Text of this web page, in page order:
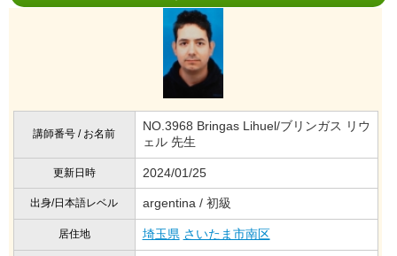
講師番号 / お名前
NO.3968 Bringas Lihuel/ブリンガス リウ
ェル 先生
更新日時 2024/01/25
出身/日本語レベル argentina / 初級
居住地 埼玉県 さいたま市南区